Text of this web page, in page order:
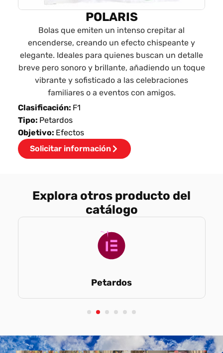
POLARIS
Bolas que emiten un intenso crepitar al
encenderse, creando un efecto chispeante y
elegante. Ideales para quienes buscan un detalle
breve pero sonoro y brillante, añadiendo un toque
vibrante y sofisticado a las celebraciones
familiares o a eventos con amigos.
Clasificación: F1
Tipo: Petardos
Objetivo: Efectos
Solicitar información
Explora otros producto del
catálogo
Petardos
4 5 6